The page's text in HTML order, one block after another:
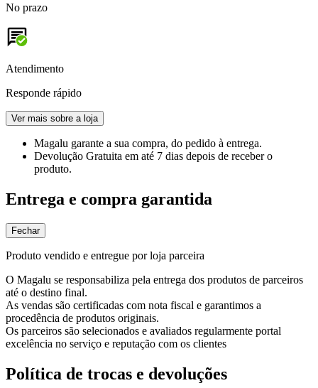
No prazo
Atendimento
Responde rápido
Ver mais sobre a loja
Magalu garante a sua compra, do pedido à entrega.
Devolução Gratuita em até 7 dias depois de receber o
produto.
Entrega e compra garantida
Fechar
Produto vendido e entregue por loja parceira
O Magalu se responsabiliza pela entrega dos produtos de parceiros
até o destino final.
As vendas são certificadas com nota fiscal e garantimos a
procedência de produtos originais.
Os parceiros são selecionados e avaliados regularmente portal
excelência no serviço e reputação com os clientes
Política de trocas e devoluções